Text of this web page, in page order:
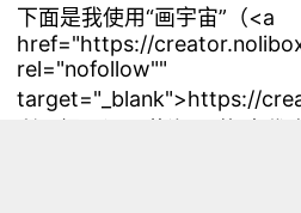
下面是我使用“画宇宙”（<a
href="https://
rel="nofollow""
target="_blank">https://